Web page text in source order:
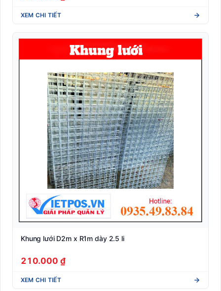
XEM CHI TIẾT
Khung lưới D2m x R1m dày 2.5 li
210.000 ₫
XEM CHI TIẾT